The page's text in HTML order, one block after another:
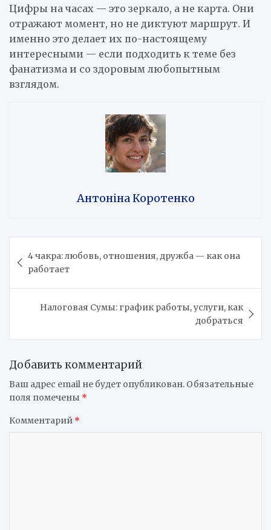
Цифры на часах — это зеркало, а не карта. Они
отражают момент, но не диктуют маршрут. И
именно это делает их по-настоящему
интересными — если подходить к теме без
фанатизма и со здоровым любопытным
взглядом.
Антоніна Коротенко
по
записям
4 чакра: любовь, отношения, дружба — как она
работает
Налоговая Сумы: график работы, услуги, как
добраться
Добавить комментарий
Ваш адрес email не будет опубликован. Обязательные
поля помечены *
Комментарий *